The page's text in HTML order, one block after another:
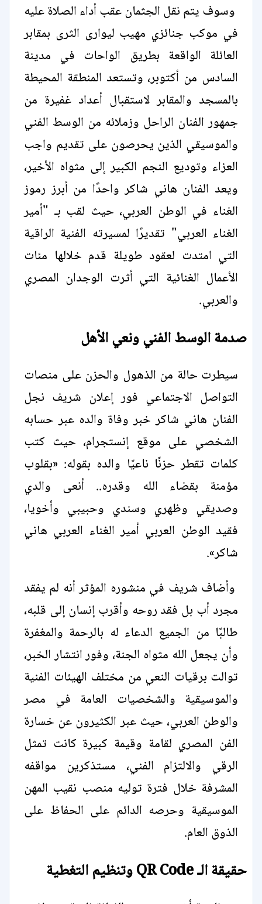
وسوف يتم نقل الجثمان عقب أداء الصلاة عليه
في موكب جنائزي مهيب ليوارى الثرى بمقابر
العائلة الواقعة بطريق الواحات في مدينة
السادس من أكتوبر، وتستعد المنطقة المحيطة
بالمسجد والمقابر لاستقبال أعداد غفيرة من
جمهور الفنان الراحل وزملائه من الوسط الفني
والموسيقي الذين يحرصون على تقديم واجب
العزاء وتوديع النجم الكبير إلى مثواه الأخير،
ويعد الفنان هاني شاكر واحدًا من أبرز رموز
الغناء في الوطن العربي، حيث لقب بـ "أمير
الغناء العربي" تقديرًا لمسيرته الفنية الراقية
التي امتدت لعقود طويلة قدم خلالها مئات
الأعمال الغنائية التي أثرت الوجدان المصري
والعربي.
صدمة الوسط الفني ونعي الأهل
سيطرت حالة من الذهول والحزن على منصات
التواصل الاجتماعي فور إعلان شريف نجل
الفنان هاني شاكر خبر وفاة والده عبر حسابه
الشخصي على موقع إنستجرام، حيث كتب
كلمات تقطر حزنًا ناعيًا والده بقوله: «بقلوب
مؤمنة بقضاء الله وقدره.. أنعى والدي
وصديقي وظهري وسندي وحبيبي وأخويا،
فقيد الوطن العربي أمير الغناء العربي هاني
شاكر».
وأضاف شريف في منشوره المؤثر أنه لم يفقد
مجرد أب بل فقد روحه وأقرب إنسان إلى قلبه،
طالبًا من الجميع الدعاء له بالرحمة والمغفرة
وأن يجعل الله مثواه الجنة، وفور انتشار الخبر،
توالت برقيات النعي من مختلف الهيئات الفنية
والموسيقية والشخصيات العامة في مصر
والوطن العربي، حيث عبر الكثيرون عن خسارة
الفن المصري لقامة وقيمة كبيرة كانت تمثل
الرقي والالتزام الفني، مستذكرين مواقفه
المشرفة خلال فترة توليه منصب نقيب المهن
الموسيقية وحرصه الدائم على الحفاظ على
الذوق العام.
حقيقة الـ QR Code وتنظيم التغطية